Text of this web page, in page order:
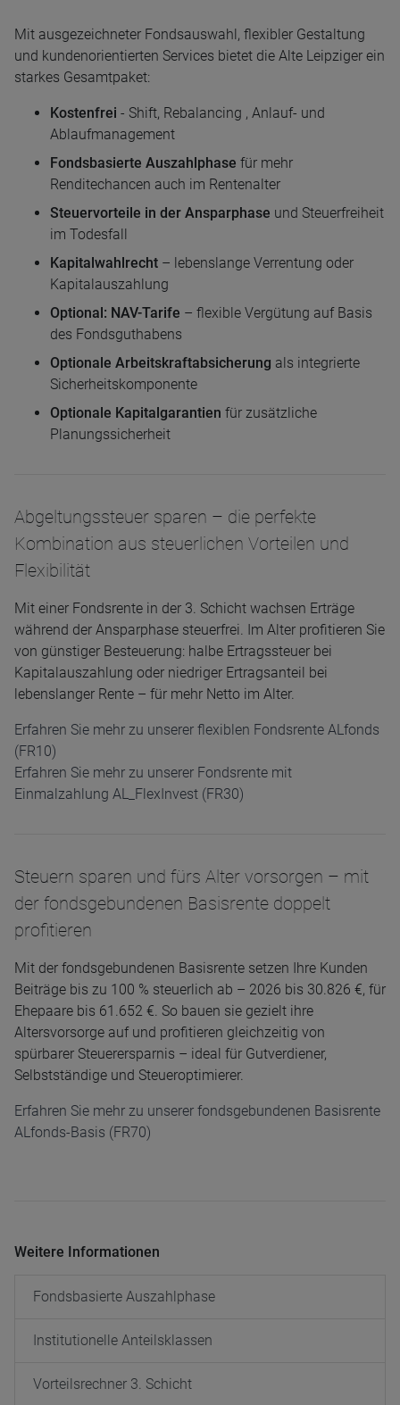
Mit ausgezeichneter Fondsauswahl, flexibler Gestaltung
und kundenorientierten Services bietet die Alte Leipziger ein
starkes Gesamtpaket:
Kostenfrei - Shift, Rebalancing , Anlauf- und
Ablaufmanagement
Fondsbasierte Auszahlphase für mehr
Renditechancen auch im Rentenalter
Steuervorteile in der Ansparphase und Steuerfreiheit
im Todesfall
Kapitalwahlrecht – lebenslange Verrentung oder
Kapitalauszahlung
Optional: NAV-Tarife – flexible Vergütung auf Basis
des Fondsguthabens
Optionale Arbeitskraftabsicherung als integrierte
Sicherheitskomponente
Optionale Kapitalgarantien für zusätzliche
Planungssicherheit
Abgeltungssteuer sparen – die perfekte
Kombination aus steuerlichen Vorteilen und
Flexibilität
Mit einer Fondsrente in der 3. Schicht wachsen Erträge
während der Ansparphase steuerfrei. Im Alter profitieren Sie
von günstiger Besteuerung: halbe Ertragssteuer bei
Kapitalauszahlung oder niedriger Ertragsanteil bei
lebenslanger Rente – für mehr Netto im Alter.
Erfahren Sie mehr zu unserer flexiblen Fondsrente ALfonds
(FR10)
Erfahren Sie mehr zu unserer Fondsrente mit
Einmalzahlung AL_FlexInvest (FR30)
Steuern sparen und fürs Alter vorsorgen – mit
der fondsgebundenen Basisrente doppelt
profitieren
Mit der fondsgebundenen Basisrente setzen Ihre Kunden
Beiträge bis zu 100 % steuerlich ab – 2026 bis 30.826 €, für
Ehepaare bis 61.652 €. So bauen sie gezielt ihre
Altersvorsorge auf und profitieren gleichzeitig von
spürbarer Steuerersparnis – ideal für Gutverdiener,
Selbstständige und Steueroptimierer.
Erfahren Sie mehr zu unserer fondsgebundenen Basisrente
ALfonds-Basis (FR70)
Weitere Informationen
Fondsbasierte Auszahlphase
Institutionelle Anteilsklassen
Vorteilsrechner 3. Schicht